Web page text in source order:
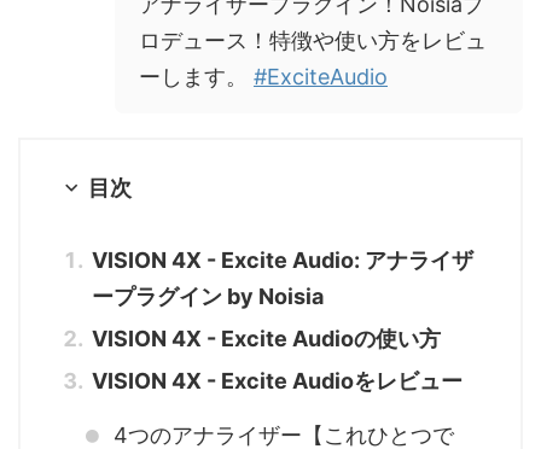
ロデュース！特徴や使い方をレビュ
ーします。 #ExciteAudio
目次
VISION 4X - Excite Audio: アナライザ
ープラグイン by Noisia
VISION 4X - Excite Audioの使い方
VISION 4X - Excite Audioをレビュー
4つのアナライザー【これひとつで